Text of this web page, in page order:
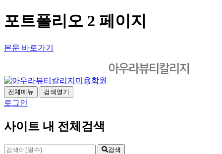
포트폴리오 2 페이지
본문 바로가기
전체메뉴 검색열기
로그인
사이트 내 전체검색
검색